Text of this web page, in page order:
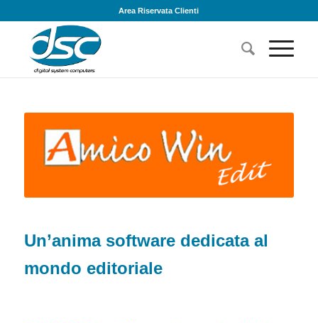
Area Riservata Clienti
Un’anima software dedicata al
mondo editoriale